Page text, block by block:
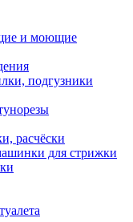
и моющие
подгузники
расчёски
для стрижки